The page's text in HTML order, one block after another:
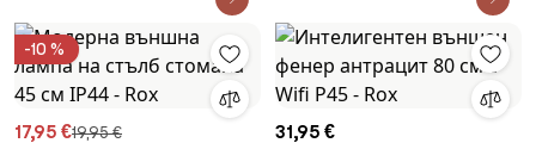
-10 %
17,95 €19,95 €
31,95 €